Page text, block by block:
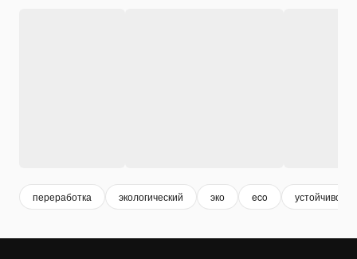
переработка экологический эко eco устойчивость